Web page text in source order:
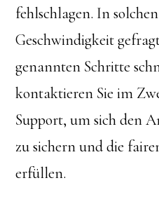
fehlschlagen. In
Geschwindigkeit
genannten Schritte
kontaktieren Sie im
Support, um sich den
zu sichern und die
erfüllen.